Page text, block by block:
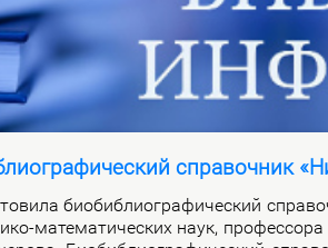
справочник
био­биб­лио­гра­фи­че­ский
ма­те­ма­ти­че­ских на­ук,